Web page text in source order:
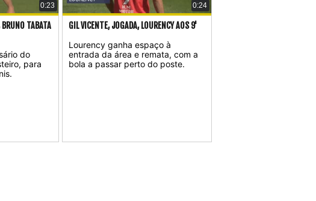
0:23
TABATA
do
para
0:24
GIL VICENTE, JOGADA, LOURENCY AOS 9'
Lourency ganha espaço à
entrada da área e remata, com a
bola a passar perto do poste.